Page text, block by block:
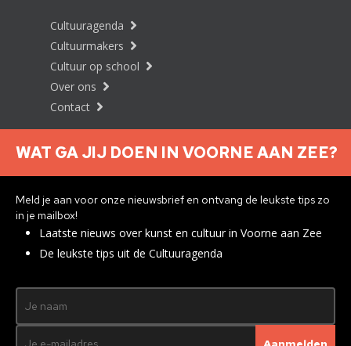
Cultuuragenda
Cultuurmakers
Cultuur op school
Over ons
Contact
Nieuwsbrief aanmelden
Privacyverklaring
WAT GA JIJ DOEN IN VOORNE AAN ZEE?
Meld je aan voor onze nieuwsbrief en ontvang de leukste tips zo
in je mailbox!
Laatste nieuws over kunst en cultuur in Voorne aan Zee
De leukste tips uit de Cultuuragenda